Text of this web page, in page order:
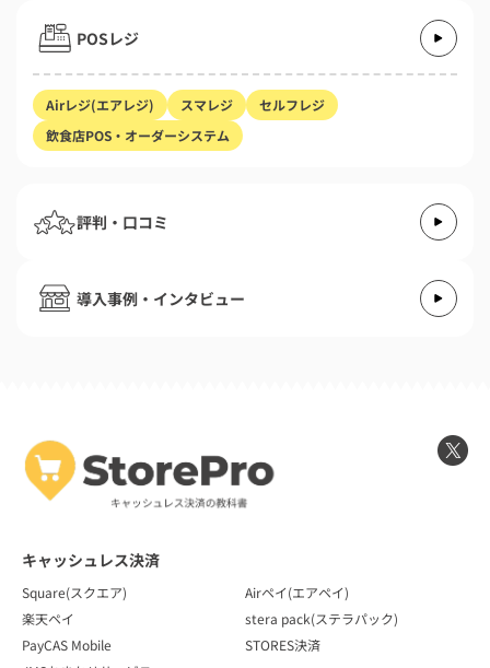
POSレジ
Airレジ(エアレジ) スマレジ
セルフレジ
飲食店POS・オーダーシステム
評判・口コミ
導入事例・インタビュー
キャッシュレス決済
Square(スクエア)
Airペイ(エアペイ)
楽天ペイ
stera pack(ステラパック)
PayCAS Mobile
STORES決済